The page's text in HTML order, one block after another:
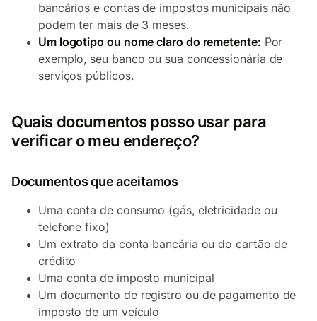
bancários e contas de impostos municipais não
podem ter mais de 3 meses.
Um logotipo ou nome claro do remetente: Por
exemplo, seu banco ou sua concessionária de
serviços públicos.
Quais documentos posso usar para
verificar o meu endereço?
Documentos que aceitamos
Uma conta de consumo (gás, eletricidade ou
telefone fixo)
Um extrato da conta bancária ou do cartão de
crédito
Uma conta de imposto municipal
Um documento de registro ou de pagamento de
imposto de um veículo